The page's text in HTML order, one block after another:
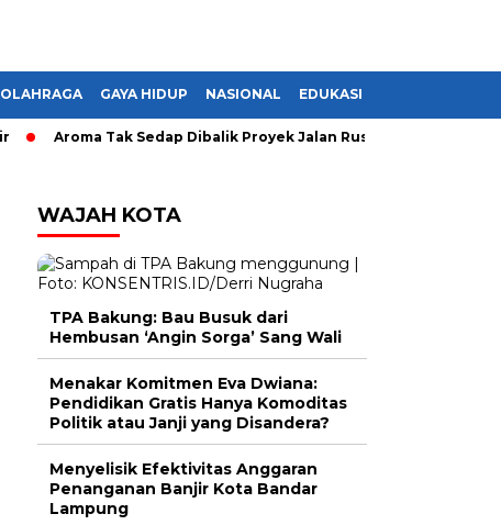
OLAHRAGA GAYA HIDUP NASIONAL EDUKASI
Aroma Tak Sedap Dibalik Proyek Jalan Rusak di Lampung,
WAJAH KOTA
TPA Bakung: Bau Busuk dari
Hembusan ‘Angin Sorga’ Sang Wali
Menakar Komitmen Eva Dwiana:
Pendidikan Gratis Hanya Komoditas
Politik atau Janji yang Disandera?
Menyelisik Efektivitas Anggaran
Penanganan Banjir Kota Bandar
Lampung